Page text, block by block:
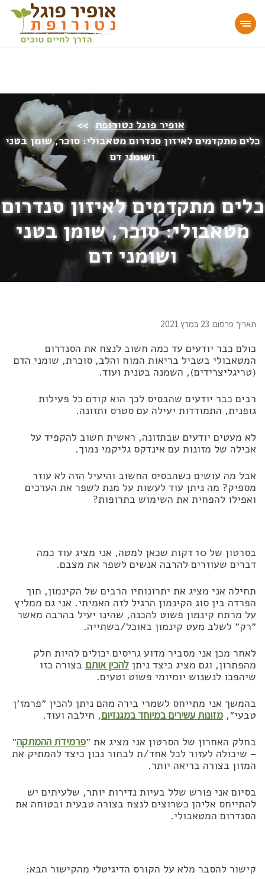
מעוניינים להעמיק או להתחיל דרך חיים בריאה?
הצטרפו לאתר!
אופיר פוגל נטורופת >>
כלים מתקדמים לאיזון סנדרום מטאבולי: סוכר, שומן בטני
ושומני דם
כלים מתקדמים לאיזון סנדרום
מטאבולי: סוכר, שומן בטני
ושומני דם
תאריך פרסום: 23 במרץ 2021
כולם כבר יודעים עד כמה חשוב לנצח את הסנדרום
המטאבולי בשביל בריאות המוח והלב, סוכרת, שומני הדם
(טריגליצרידים), השמנה בטנית ועוד.
רבים כבר יודעים שהבסיס לכך הוא קודם כל פעילות
גופנית, התמודדות יעילה עם סטרס ותזונה.
לא מעטים יודעים שבתזונה, ראשית חשוב להקפיד על
אכילה של מזונות עם אינדקס גליקמי נמוך.
אבל מה עושים כשהבסיס החשוב והיעיל הזה לא עוזר
מספיק? מה ניתן עוד לעשות על מנת לשפר את הערכים
ואפילו להפחית את השימוש בתרופות?
בסרטון של 10 דקות שכאן למטה, אני מציג עוד כמה
דברים שעוזרים להרבה אנשים לשפר את מצבם.
תחילה אני מציג את יתרונותיו הרבים של הקינמון, תוך
הפרדה בין סוג הקינמון הרגיל לזה האמיתי. אני גם ממליץ
על מרתח קינמון פשוט להכנה, שהינו יעיל בהרבה מאשר
״רק״ לשלב מעט קינמון באוכל/בשתייה.
לאחר מכן אני מסביר מדוע גריסים יכולים להיות חלק
מהפתרון, וגם מציג כיצד ניתן להכין אותם בצורה כזו
שיהפכו לנשנוש יומיומי פשוט וטעים.
בהמשך אני מתייחס לשמרי בירה מהם ניתן להכין ״פרמז׳ן
טבעי״, מזונות עשירים במיוחד במגנזיום, חילבה ועוד.
בחלק האחרון של הסרטון אני מציג את ״פרמידת ההמתקה״
– שיכולה לעזור לכל אחד/ת לבחור נכון כיצד להמתיק את
המזון בצורה בריאה יותר.
בסיום אני פורש שלל בעיות נדירות יותר, שלעיתים יש
להתייחס אליהן כשרוצים לנצח בצורה טבעית ובטוחה את
הסנדרום המטאבולי.
קישור להסבר מלא על הקורס הדיגיטלי מהקישור הבא: